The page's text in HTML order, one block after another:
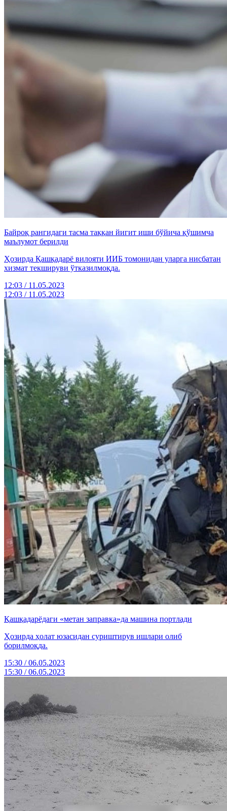
Байроқ рангидаги тасма таққан йигит иши бўйича қўшимча
маълумот берилди
Ҳозирда Қашқадарё вилояти ИИБ томонидан уларга нисбатан
хизмат текшируви ўтказилмоқда.
12:03 / 11.05.2023
12:03 / 11.05.2023
Қашқадарёдаги «метан заправка»да машина портлади
Ҳозирда ҳолат юзасидан суриштирув ишлари олиб
борилмоқда.
15:30 / 06.05.2023
15:30 / 06.05.2023